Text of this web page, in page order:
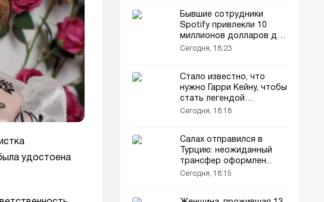
удостоена
Бывшие сотрудники
Spotify привлекли 10
миллионов долларов для
АИ-стартапа в сфере
Сегодня, 18:23
Стало известно, что
нужно Гарри Кейну, чтобы
стать легендой
«Баварии»
Сегодня, 18:18
Салах отправился в
Турцию: неожиданный
трансфер оформлен...
Сегодня, 18:15